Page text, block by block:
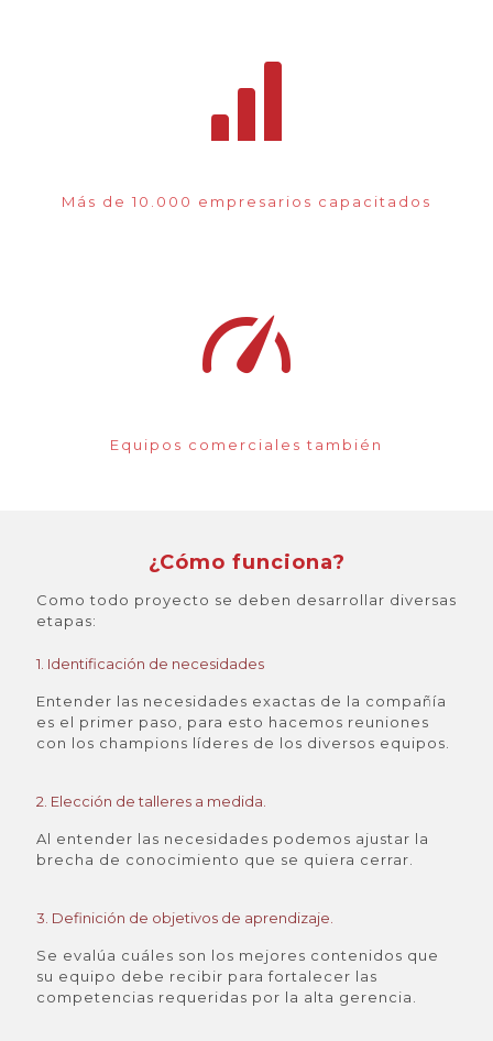
Más de 10.000 empresarios capacitados
Equipos comerciales también
¿Cómo funciona?
Como todo proyecto se deben desarrollar diversas
etapas:
1. Identificación de necesidades​
Entender las necesidades exactas de la compañía
es el primer paso, para esto hacemos reuniones
con los champions líderes de los diversos equipos.
2. Elección de talleres a medida.​
Al entender las necesidades podemos ajustar la
brecha de conocimiento que se quiera cerrar.
3. Definición de objetivos de aprendizaje.​
Se evalúa cuáles son los mejores contenidos que
su equipo debe recibir para fortalecer las
competencias requeridas por la alta gerencia.